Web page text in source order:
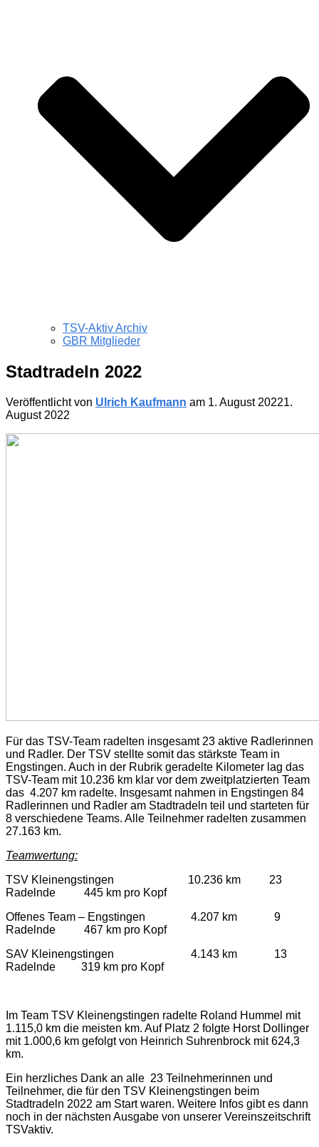
TSV-Aktiv Archiv
GBR Mitglieder
Stadtradeln 2022
Veröffentlicht von Ulrich Kaufmann am 1. August 20221.
August 2022
Für das TSV-Team radelten insgesamt 23 aktive Radlerinnen
und Radler. Der TSV stellte somit das stärkste Team in
Engstingen. Auch in der Rubrik geradelte Kilometer lag das
TSV-Team mit 10.236 km klar vor dem zweitplatzierten Team
das 4.207 km radelte. Insgesamt nahmen in Engstingen 84
Radlerinnen und Radler am Stadtradeln teil und starteten für
8 verschiedene Teams. Alle Teilnehmer radelten zusammen
27.163 km.
Teamwertung:
TSV Kleinengstingen 10.236 km 23
Radelnde 445 km pro Kopf
Offenes Team – Engstingen 4.207 km 9
Radelnde 467 km pro Kopf
SAV Kleinengstingen 4.143 km 13
Radelnde 319 km pro Kopf
Im Team TSV Kleinengstingen radelte Roland Hummel mit
1.115,0 km die meisten km. Auf Platz 2 folgte Horst Dollinger
mit 1.000,6 km gefolgt von Heinrich Suhrenbrock mit 624,3
km.
Ein herzliches Dank an alle 23 Teilnehmerinnen und
Teilnehmer, die für den TSV Kleinengstingen beim
Stadtradeln 2022 am Start waren. Weitere Infos gibt es dann
noch in der nächsten Ausgabe von unserer Vereinszeitschrift
TSVaktiv.